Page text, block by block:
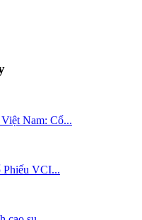
Nam: Cổ...
Phiếu VCI...